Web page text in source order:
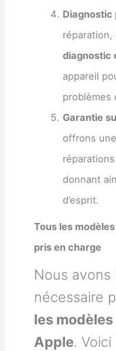
Diagnostic
diagnostic
appareil
problèmes
Garantie
offrons
donnant
d’esprit.
Tous les
pris en charge
Nous avons
nécessaire
les
Apple.